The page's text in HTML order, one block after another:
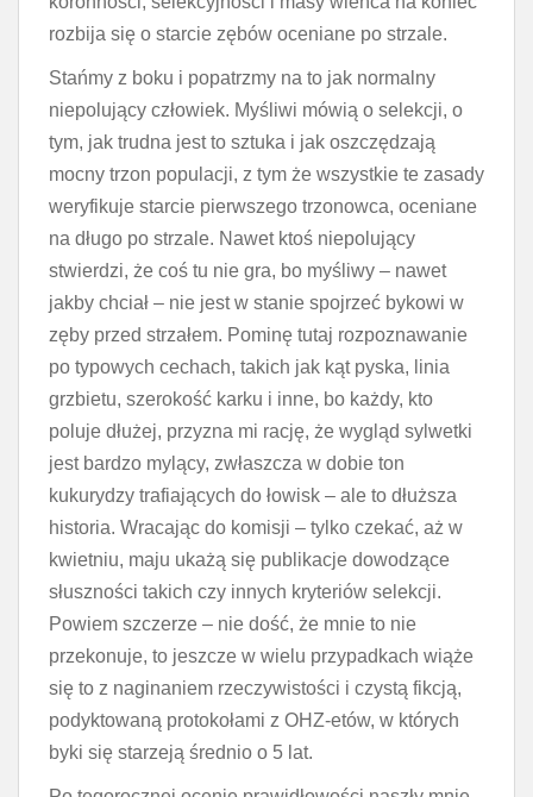
rozbija się o starcie zębów oceniane po strzale.
Stańmy z boku i popatrzmy na to jak normalny
niepolujący człowiek. Myśliwi mówią o selekcji, o
tym, jak trudna jest to sztuka i jak oszczędzają
mocny trzon populacji, z tym że wszystkie te zasady
weryfikuje starcie pierwszego trzonowca, oceniane
na długo po strzale. Nawet ktoś niepolujący
stwierdzi, że coś tu nie gra, bo myśliwy – nawet
jakby chciał – nie jest w stanie spojrzeć bykowi w
zęby przed strzałem. Pominę tutaj rozpoznawanie
po typowych cechach, takich jak kąt pyska, linia
grzbietu, szerokość karku i inne, bo każdy, kto
poluje dłużej, przyzna mi rację, że wygląd sylwetki
jest bardzo mylący, zwłaszcza w dobie ton
kukurydzy trafiających do łowisk – ale to dłuższa
historia. Wracając do komisji – tylko czekać, aż w
kwietniu, maju ukażą się publikacje dowodzące
słuszności takich czy innych kryteriów selekcji.
Powiem szczerze – nie dość, że mnie to nie
przekonuje, to jeszcze w wielu przypadkach wiąże
się to z naginaniem rzeczywistości i czystą fikcją,
podyktowaną protokołami z OHZ-etów, w których
byki się starzeją średnio o 5 lat.